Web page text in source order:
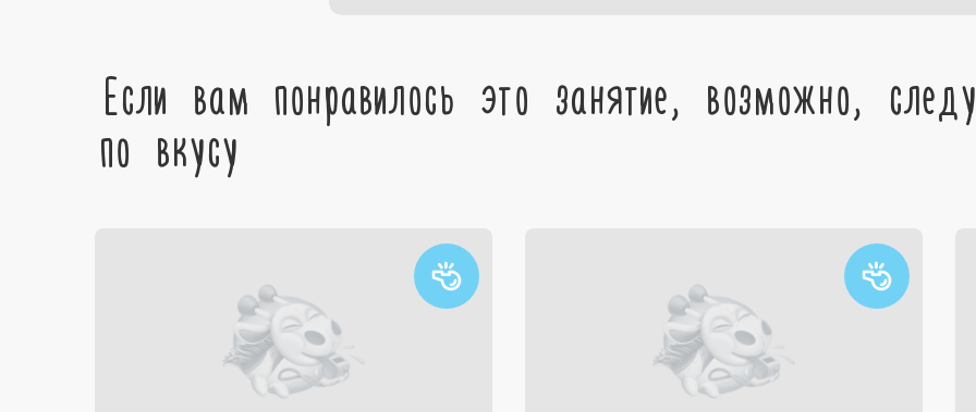
Если вам понравилось это занятие, возможно,
по вкусу